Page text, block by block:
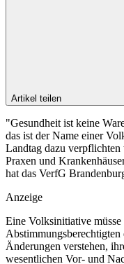
Artikel teilen
"Gesundheit ist keine
das ist der Name einer
Landtag dazu
Praxen und
hat das VerfG
Anzeige
Eine Volksinitiative müsse
Änderungen verstehen,
wesentlichen Vor- und